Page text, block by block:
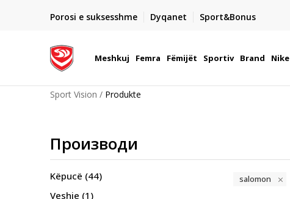
Porosi e suksesshme Dyqanet Sport&Bonus
- për të gjitha porositë me para në dorë ose me kartë pagese
Meshkuj Femra Fëmijët Sportiv Brand Nike
Sport Vision Produkte
Производи
Këpucë (44)
Veshje (1)
salomon